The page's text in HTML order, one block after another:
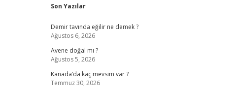
Sidebar
Son Yazılar
Demir tavında eğilir ne demek ?
Ağustos 6, 2026
Avene doğal mı ?
Ağustos 5, 2026
Kanada’da kaç mevsim var ?
Temmuz 30, 2026